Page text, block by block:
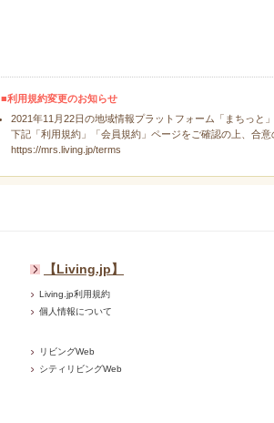
■利用規約変更のお知らせ
2021年11月22日の地域情報プラットフォーム「まちっと
下記「利用規約」「会員規約」ページをご確認の上、合意
https://mrs.living.jp/terms
【Living.jp】
Living.jp利用規約
個人情報について
リビングWeb
シティリビングWeb